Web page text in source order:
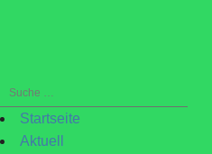
Suche
nach:Startseite
Aktuell